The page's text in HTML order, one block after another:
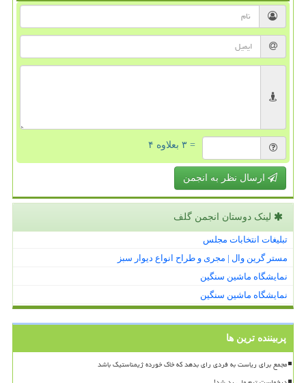
= ۳ بعلاوه ۴
ارسال نظر به انجمن
لینک دوستان انجمن گلف
تبلیغات انتخابات مجلس
مستر گرین وال | مجری و طراح انواع دیوار سبز
نمایشگاه ماشین سنگین
نمایشگاه ماشین سنگین
پربیننده ترین ها
مجمع برای ریاست به فردی رای بدهد که خاک خورده ژیمناستیک باشد